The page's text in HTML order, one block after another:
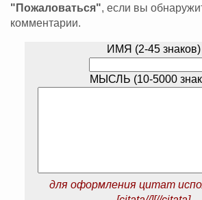
"Пожаловаться", если вы
комментарии.
ИМЯ (2-45 знаков)
МЫСЛЬ (10-5000
для оформления цитат